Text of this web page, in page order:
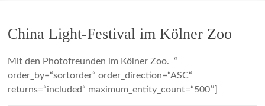
China Light-Festival im Kölner Zoo
Mit den Photofreunden im Kölner Zoo. “
order_by=“sortorder“ order_direction=“ASC“
returns=“included“ maximum_entity_count=“500″]